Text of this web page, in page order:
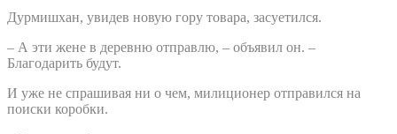
Дурмишхан, увидев новую гору товара, засуетился.
– А эти жене в деревню отправлю, – объявил он. –
Благодарить будут.
И уже не спрашивая ни о чем, милиционер отправился на
поиски коробки.